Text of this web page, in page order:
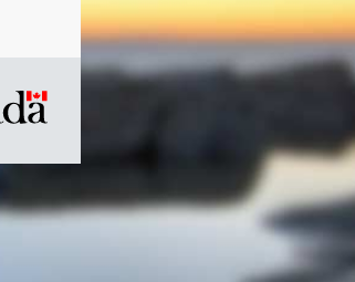
/
Symbole
gouvernement